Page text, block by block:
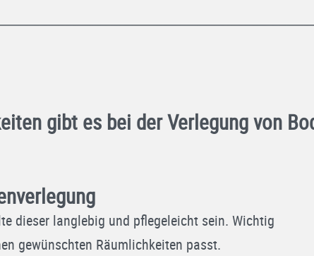
gibt es bei der Verlegung von
dieser langlebig und pflegeleicht sein. Wichtig
gewünschten Räumlichkeiten passt.